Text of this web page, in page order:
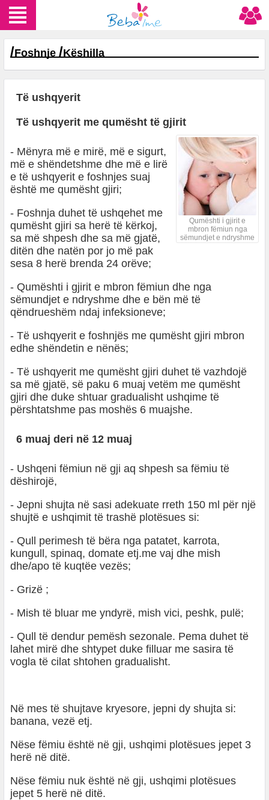
/Foshnje /Këshilla
Të ushqyerit
Të ushqyerit me qumësht të gjirit
Qumështi i gjirit e
mbron fëmiun nga
sëmundjet e ndryshme
- Mënyra më e mirë, më e sigurt,
më e shëndetshme dhe më e lirë
e të ushqyerit e foshnjes suaj
është me qumësht gjiri;
- Foshnja duhet të ushqehet me
qumësht gjiri sa herë të kërkoj,
sa më shpesh dhe sa më gjatë,
ditën dhe natën por jo më pak
sesa 8 herë brenda 24 orëve;
- Qumështi i gjirit e mbron fëmiun dhe nga
sëmundjet e ndryshme dhe e bën më të
qëndrueshëm ndaj infeksioneve;
- Të ushqyerit e foshnjës me qumësht gjiri mbron
edhe shëndetin e nënës;
- Të ushqyerit me qumësht gjiri duhet të vazhdojë
sa më gjatë, së paku 6 muaj vetëm me qumësht
gjiri dhe duke shtuar gradualisht ushqime të
përshtatshme pas moshës 6 muajshe.
6 muaj deri në 12 muaj
- Ushqeni fëmiun në gji aq shpesh sa fëmiu të
dëshirojë,
- Jepni shujta në sasi adekuate rreth 150 ml për një
shujtë e ushqimit të trashë plotësues si:
- Qull perimesh të bëra nga patatet, karrota,
kungull, spinaq, domate etj.me vaj dhe mish
dhe/apo të kuqtëe vezës;
- Grizë ;
- Mish të bluar me yndyrë, mish vici, peshk, pulë;
- Qull të dendur pemësh sezonale. Pema duhet të
lahet mirë dhe shtypet duke filluar me sasira të
vogla të cilat shtohen gradualisht.
Në mes të shujtave kryesore, jepni dy shujta si:
banana, vezë etj.
Nëse fëmiu është në gji, ushqimi plotësues jepet 3
herë në ditë.
Nëse fëmiu nuk është në gji, ushqimi plotësues
jepet 5 herë në ditë.